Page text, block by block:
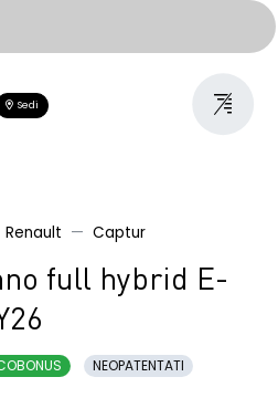
Sedi
Renault Captur
full hybrid E-
NEOPATENTATI